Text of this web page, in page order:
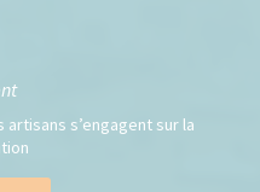
artisans s’engagent sur la